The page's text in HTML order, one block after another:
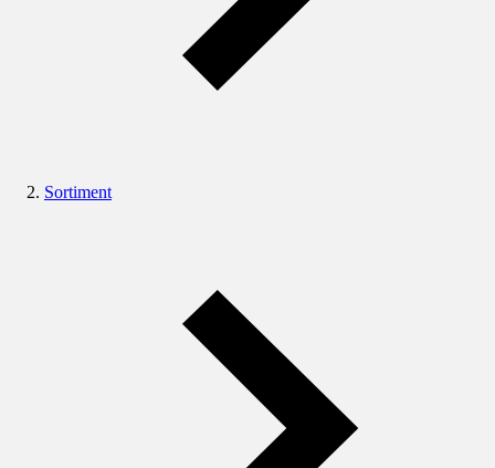
Sortiment